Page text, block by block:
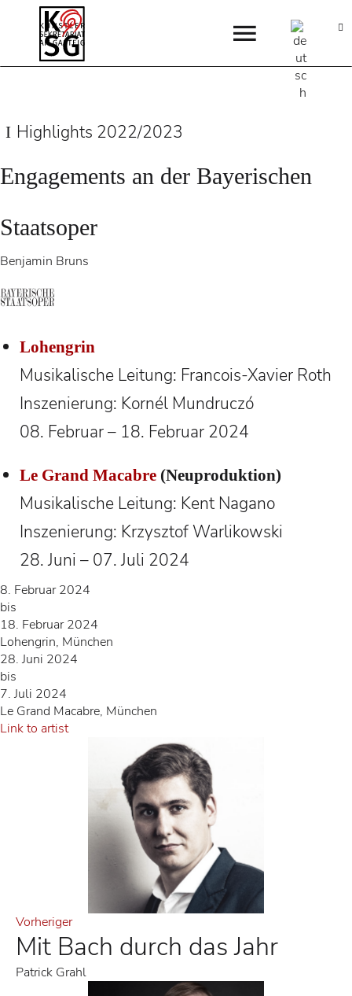
Highlights 2022/2023
Engagements an der Bayerischen
Staatsoper
Benjamin Bruns
Lohengrin
Musikalische Leitung: Francois-Xavier Roth
Inszenierung: Kornél Mundruczó
08. Februar – 18. Februar 2024
Le Grand Macabre (Neuproduktion)
Musikalische Leitung: Kent Nagano
Inszenierung: Krzysztof Warlikowski
28. Juni – 07. Juli 2024
8. Februar 2024
bis
18. Februar 2024
Lohengrin, München
28. Juni 2024
bis
7. Juli 2024
Le Grand Macabre, München
Link to artist
Vorheriger
Mit Bach durch das Jahr
Patrick Grahl